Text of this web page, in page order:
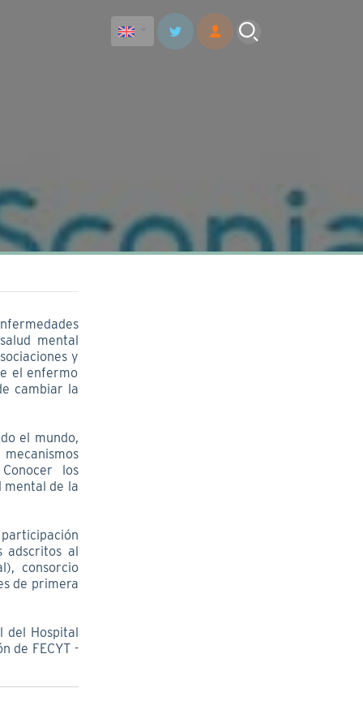
mental
y
el enfermo
cambiar la
el mundo,
los
mental de la
adscritos al
consorcio
de primera
del Hospital
de FECYT -